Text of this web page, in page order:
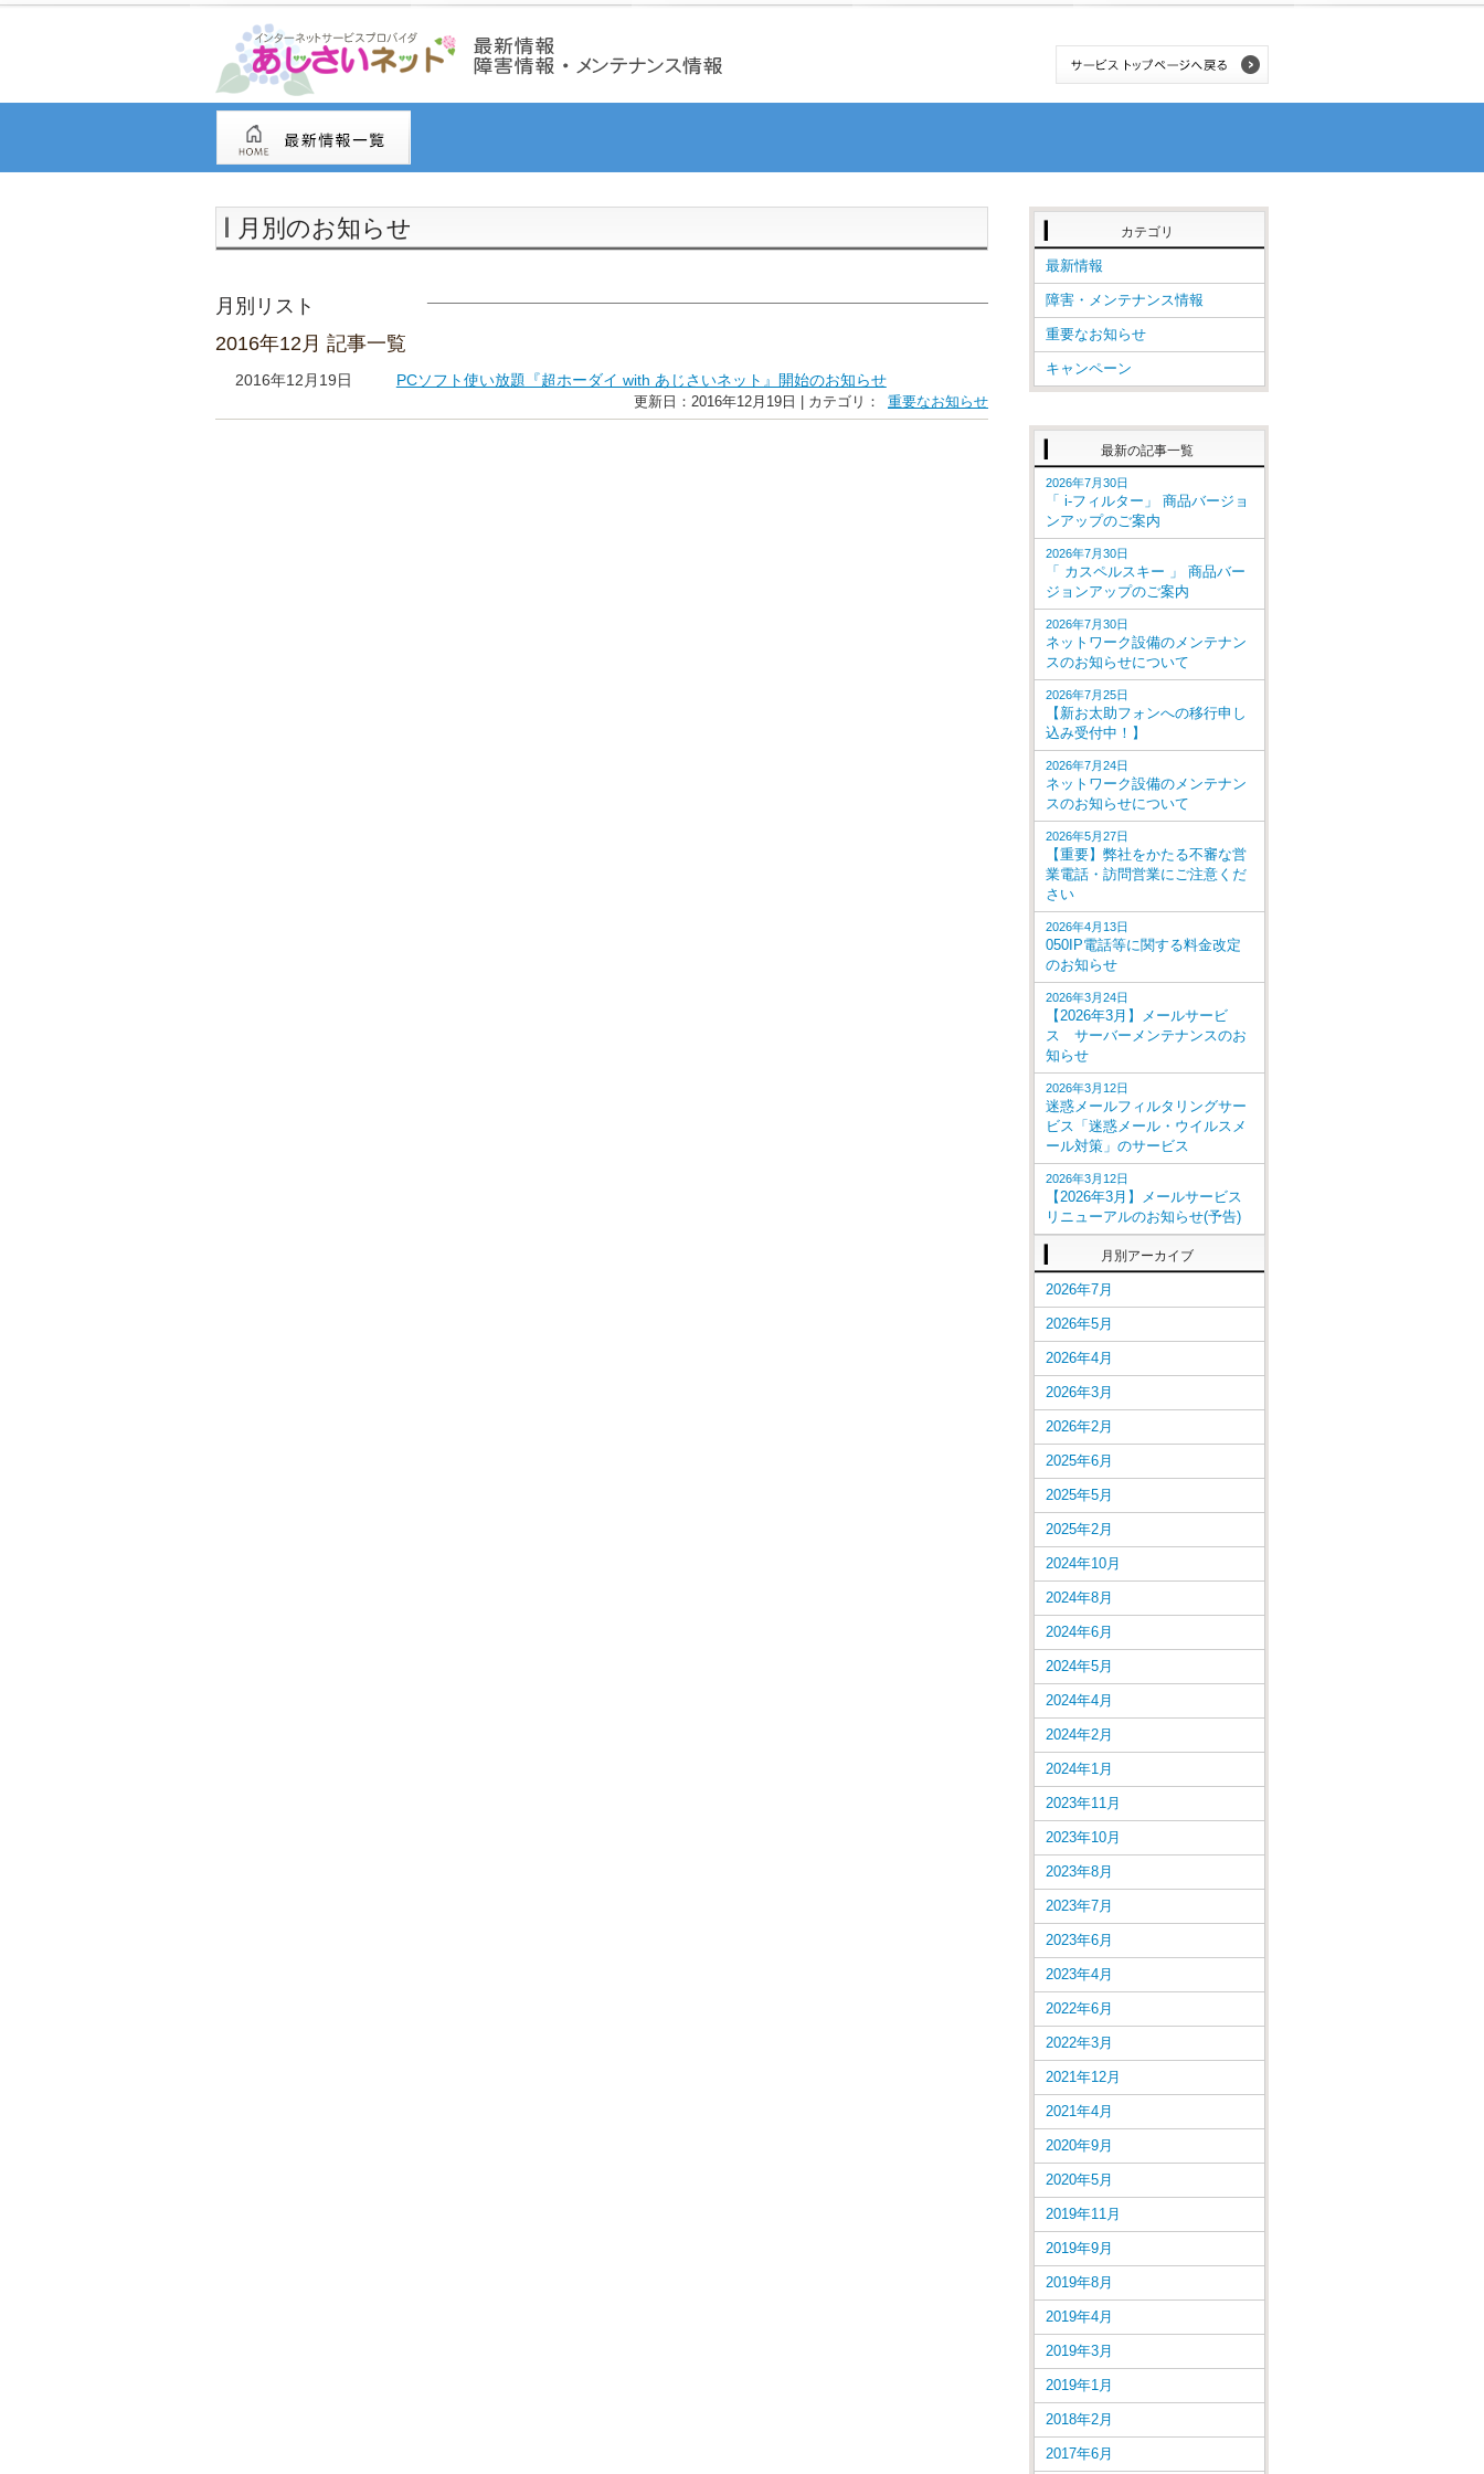
月別のお知らせ
月別リスト
2016年12月 記事一覧
2016年12月19日 PCソフト使い放題『超ホーダイ with あじさいネット』開始のお知らせ
更新日：2016年12月19日 | カテゴリ： 重要なお知らせ
カテゴリ
最新情報
障害・メンテナンス情報
重要なお知らせ
キャンペーン
最新の記事一覧
2026年7月30日
「 i-フィルター」 商品バージョ
ンアップのご案内
2026年7月30日
「 カスペルスキー 」 商品バー
ジョンアップのご案内
2026年7月30日
ネットワーク設備のメンテナン
スのお知らせについて
2026年7月25日
【新お太助フォンへの移行申し
込み受付中！】
2026年7月24日
ネットワーク設備のメンテナン
スのお知らせについて
2026年5月27日
【重要】弊社をかたる不審な営
業電話・訪問営業にご注意くだ
さい
2026年4月13日
050IP電話等に関する料金改定
のお知らせ
2026年3月24日
【2026年3月】メールサービ
ス サーバーメンテナンスのお
知らせ
2026年3月12日
迷惑メールフィルタリングサー
ビス「迷惑メール・ウイルスメ
ール対策」のサービス
2026年3月12日
【2026年3月】メールサービス
リニューアルのお知らせ(予告)
月別アーカイブ
2026年7月
2026年5月
2026年4月
2026年3月
2026年2月
2025年6月
2025年5月
2025年2月
2024年10月
2024年8月
2024年6月
2024年5月
2024年4月
2024年2月
2024年1月
2023年11月
2023年10月
2023年8月
2023年7月
2023年6月
2023年4月
2022年6月
2022年3月
2021年12月
2021年4月
2020年9月
2020年5月
2019年11月
2019年9月
2019年8月
2019年4月
2019年3月
2019年1月
2018年2月
2017年6月